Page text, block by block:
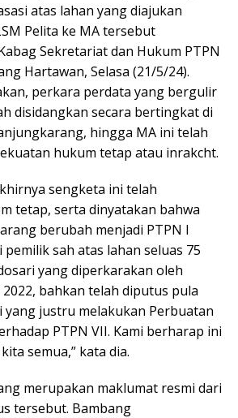
atas lahan yang diajukan
Pelita ke MA tersebut
Sekretariat dan Hukum PTPN
Hartawan, Selasa (21/5/24).
perkara perdata yang bergulir
disidangkan secara bertingkat di
hingga MA ini telah
hukum tetap atau inrakcht.
sengketa ini telah
tetap, serta dinyatakan bahwa
berubah menjadi PTPN I
pemilik sah atas lahan seluas 75
yang diperkarakan oleh
bahkan telah diputus pula
yang justru melakukan Perbuatan
PTPN VII. Kami berharap ini
semua,” kata dia.
merupakan maklumat resmi dari
tersebut. Bambang